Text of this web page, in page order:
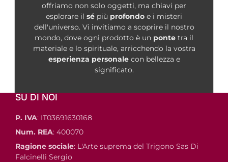
offriamo non solo oggetti, ma chiavi per
esplorare il sé più profondo e i misteri
dell'universo. Vi invitiamo a scoprire il nostro
mondo, dove ogni prodotto è un ponte tra il
materiale e lo spirituale, arricchendo la vostra
esperienza personalecon bellezza e
significato.
SU DI NOI
P. IVA: IT03691630168
Num. REA: 400070
Ragione sociale: L'Arte suprema del Trigono Sas Di
Falcinelli Sergio